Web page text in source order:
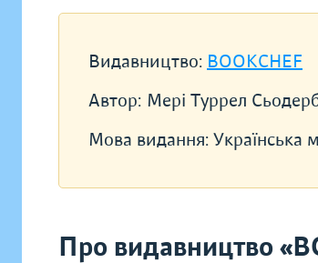
Видавництво: BOOKCHEF
Автор: Мері Туррел
Мова видання: Українська
Про видавництво